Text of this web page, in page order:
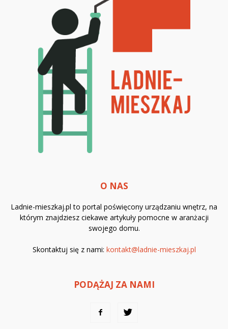
O NAS
Ladnie-mieszkaj.pl to portal poświęcony urządzaniu wnętrz, na
którym znajdziesz ciekawe artykuły pomocne w aranżacji
swojego domu.
Skontaktuj się z nami: kontakt@ladnie-mieszkaj.pl
PODĄŻAJ ZA NAMI